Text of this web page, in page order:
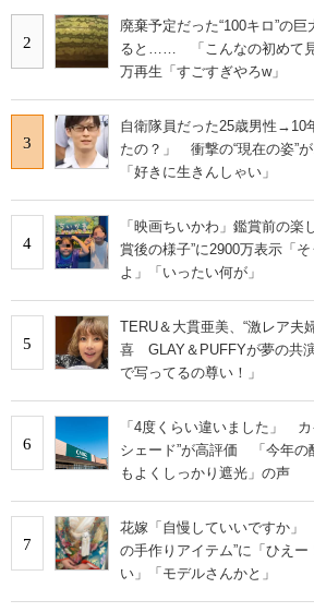
2
廃棄予定だった“100キロ”の
ると…… 「こんなの初めて
万再生「すごすぎやろw」
3
自衛隊員だった25歳男性
たの？」 衝撃の“現在の姿”
「好きに生きんしゃい」
4
「映画ちいかわ」鑑賞前の
賞後の様子”に2900万表示「
よ」「いったい何が」
5
TERU＆大貫亜美、“激レア夫
喜 GLAY＆PUFFYが夢の共
で写ってるの尊い！」
6
「4度くらい違いました」
シェード”が高評価 「今年の
もよくしっかり遮光」の声
7
花嫁「自慢していいですか」
の手作りアイテム”に「ひえ
い」「モデルさんかと」